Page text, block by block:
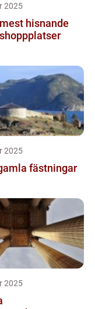
2025
hisnande
2025
fästningar
2025